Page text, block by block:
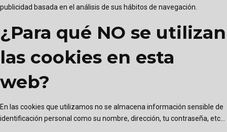
publicidad basada en el análisis de sus hábitos de navegación.
¿Para qué NO se utilizan
las cookies en esta
web?
En las cookies que utilizamos no se almacena información sensible de
identificación personal como su nombre, dirección, tu contraseña, etc...